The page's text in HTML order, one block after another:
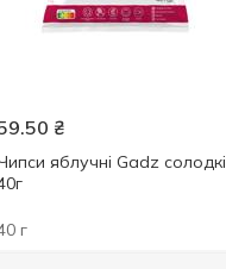
₴
яблучні Gadz солодкі
г